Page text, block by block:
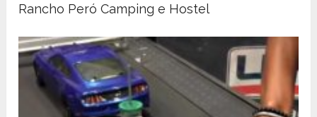
Rancho Peró Camping e Hostel